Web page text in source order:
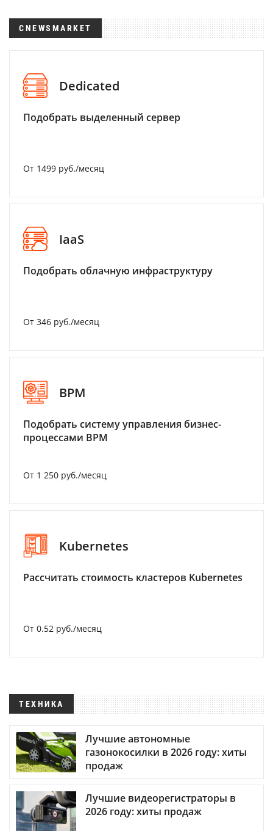
CNEWSMARKET
Dedicated
Подобрать выделенный сервер
От 1499 руб./месяц
IaaS
Подобрать облачную инфраструктуру
От 346 руб./месяц
BPM
Подобрать систему управления бизнес-
процессами BPM
От 1 250 руб./месяц
Kubernetes
Рассчитать стоимость кластеров Kubernetes
От 0.52 руб./месяц
ТЕХНИКА
Лучшие автономные
газонокосилки в 2026 году: хиты
продаж
Лучшие видеорегистраторы в
2026 году: хиты продаж